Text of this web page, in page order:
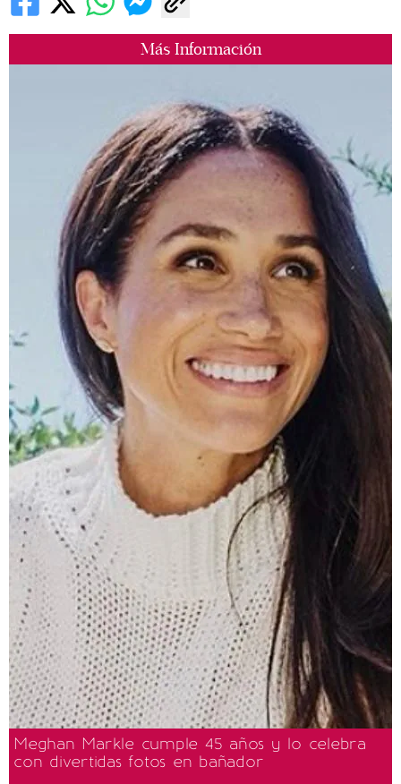
Más Información
Meghan Markle cumple 45 años y lo celebra
con divertidas fotos en bañador